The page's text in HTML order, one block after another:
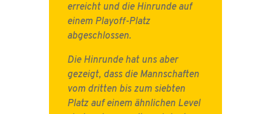
erreicht und die Hinrunde auf
einem Playoff-Platz
abgeschlossen.
Die Hinrunde hat uns aber
gezeigt, dass die Mannschaften
vom dritten bis zum siebten
Platz auf einem ähnlichen Level